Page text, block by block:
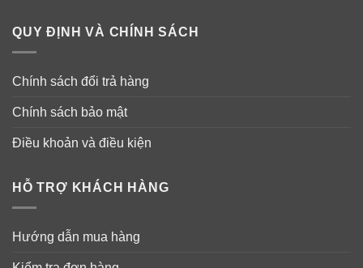
QUY ĐỊNH VÀ CHÍNH SÁCH
Chính sách đổi trả hàng
Chính sách bảo mật
Điều khoản và điều kiện
HỖ TRỢ KHÁCH HÀNG
Hướng dẫn mua hàng